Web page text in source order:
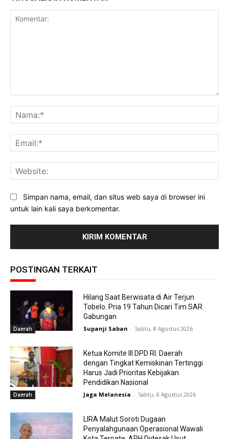
Simpan nama, email, dan situs web saya di browser ini
untuk lain kali saya berkomentar.
POSTINGAN TERKAIT
Daerah
Hilang Saat Berwisata di Air Terjun
Tobelo. Pria 19 Tahun Dicari Tim SAR
Gabungan
Supanji Saban - Sabtu, 8 Agustus 2026
Daerah
Ketua Komite III DPD RI: Daerah
dengan Tingkat Kemiskinan Tertinggi
Harus Jadi Prioritas Kebijakan
Pendidikan Nasional
Jaga Melanesia - Sabtu, 8 Agustus 2026
LIRA Malut Soroti Dugaan
Penyalahgunaan Operasional Wawali